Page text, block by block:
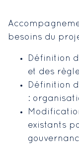
besoins du
Définition
et des
Définition
:
existants